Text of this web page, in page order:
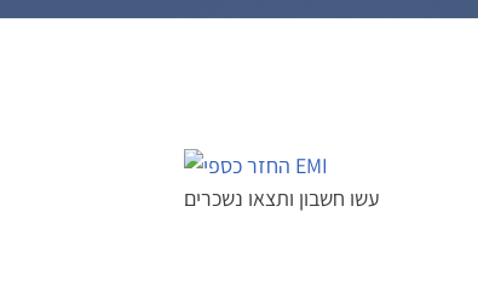
עשו חשבון ותצאו נשכרים